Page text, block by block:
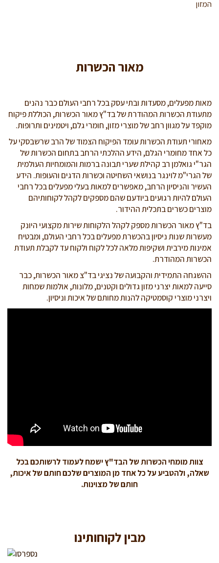
המזון
מאור הכשרות
מאות מפעלים, מסעדות ובתי עסק בכל רחבי העולם כבר נהנים
מתעודת הכשרות המהודרת של בד"ץ מאור הכשרות, הכוללת פיקוח
מוקפד על מגוון רחב של מוצרי מזון, חומרי גלם, ויטמינים ותרופות.
מאחורי תעודת הכשרות עומד הפיקוח הצמוד של הרב שרשבסקי על
כל אחד מחומרי הגלם, הידע ההלכתי הרחב בתחום הכשרות של
הגר"י גואלמן רב קהילת שערי תבונה ברמות והמומחיות העולמית
של הגרי"מ לוינגר בנושאי השחיטה וכשרות הדגים והעופות. הידע
העשיר והניסיון הרחב, מאפשרים למאות בעלי מפעלים בכל רחבי
העולם להיות רגועים ביודעם שהם מספקים לקהל לקוחותיהם
מוצרים כשרים בתכלית ההידור.
בד"ץ מאור הכשרות מספק לקהל הלקוחות שירות מקצועי היונק
מעשרות שנות ניסיון בהכשרת מפעלים בכל רחבי העולם, ומבטיח
אמינות מירבית ושקיפות מלאה לכל לקוח ולקוח עד לקבלת תעודת
הכשרות המהודרת.
ההשגחה התמידית והקבועה של נציגי בד"צ מאור הכשרות, כבר
סייעה למאות יצרני מזון גדולים וקטנים, מלונות, אולמות שמחות
ויצרני מוצרי קוסמטיקה להנות מחותם של איכות וניסיון.
צוות מומחי הכשרות של הבד"ץ ישמח לעמוד לרשותכם בכל
שאלה, ולהטביע על כל אחד מן המוצרים שלכם חותם של איכות,
חותם של מצוינות.
מבין לקוחותינו